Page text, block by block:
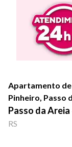
Apartamento de
Pinheiro, Passo
Passo da Areia
RS